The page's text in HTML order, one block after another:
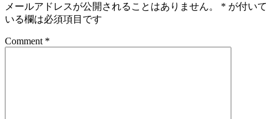
メールアドレスが公開されることはありません。 * が付いて
いる欄は必須項目です
Comment *